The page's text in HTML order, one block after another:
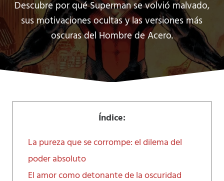
Descubre por qué Superman se volvió malvado,
sus motivaciones ocultas y las versiones más
oscuras del Hombre de Acero.
Índice:
La pureza que se corrompe: el dilema del
poder absoluto
El amor como detonante de la oscuridad